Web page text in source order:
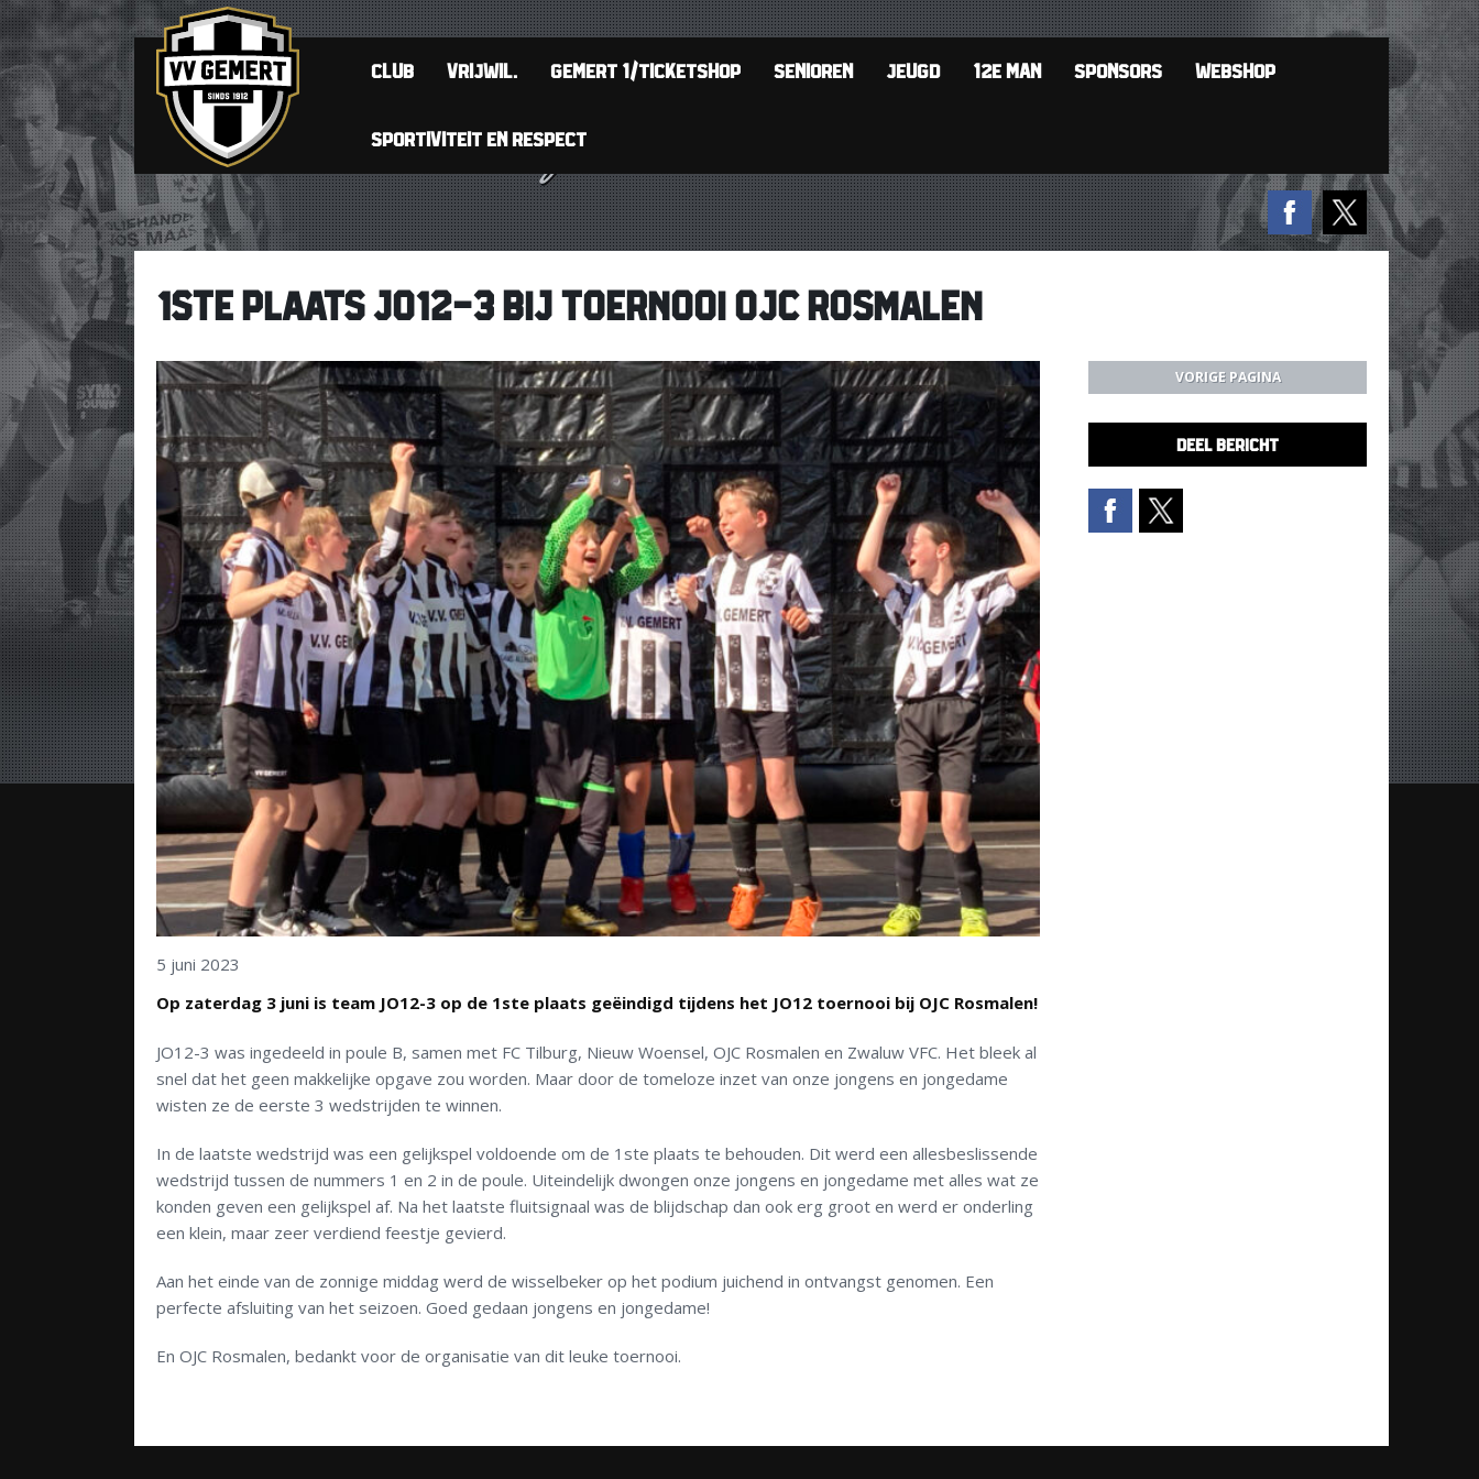
CLUB VRIJWIL. GEMERT 1/TICKETSHOP SENIOREN JEUGD 12E MAN SPONSORS WEBSHOP
SPORTIVITEIT EN RESPECT
1STE PLAATS JO12-3 BIJ TOERNOOI OJC ROSMALEN
5 juni 2023
Op zaterdag 3 juni is team JO12-3 op de 1ste plaats geëindigd tijdens het JO12 toernooi bij OJC Rosmalen!
JO12-3 was ingedeeld in poule B, samen met FC Tilburg, Nieuw Woensel, OJC Rosmalen en Zwaluw VFC. Het bleek al
snel dat het geen makkelijke opgave zou worden. Maar door de tomeloze inzet van onze jongens en jongedame
wisten ze de eerste 3 wedstrijden te winnen.
In de laatste wedstrijd was een gelijkspel voldoende om de 1ste plaats te behouden. Dit werd een allesbeslissende
wedstrijd tussen de nummers 1 en 2 in de poule. Uiteindelijk dwongen onze jongens en jongedame met alles wat ze
konden geven een gelijkspel af. Na het laatste fluitsignaal was de blijdschap dan ook erg groot en werd er onderling
een klein, maar zeer verdiend feestje gevierd.
Aan het einde van de zonnige middag werd de wisselbeker op het podium juichend in ontvangst genomen. Een
perfecte afsluiting van het seizoen. Goed gedaan jongens en jongedame!
En OJC Rosmalen, bedankt voor de organisatie van dit leuke toernooi.
VORIGE PAGINA
DEEL BERICHT